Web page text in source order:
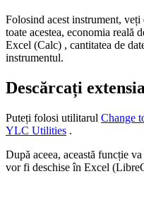
Folosind acest instrument,
toate acestea, economia reală
Excel (Calc) , cantitatea de
instrumentul.
Descărcați extensia
Puteți folosi utilitarul Change
YLC Utilities .
După aceea, această funcție
vor fi deschise în Excel